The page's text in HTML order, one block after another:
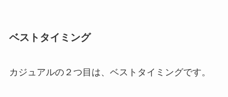
ベストタイミング
カジュアルの２つ目は、ベストタイミングです。